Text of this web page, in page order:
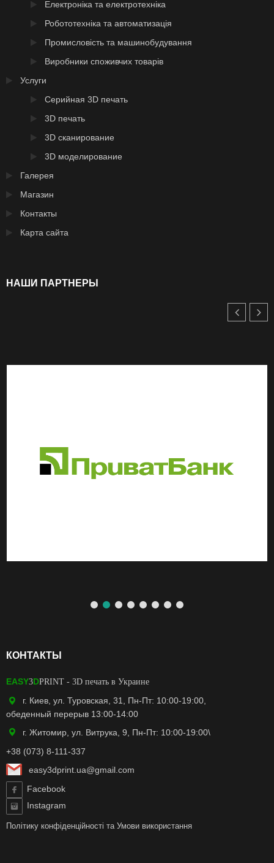
Електроніка та електротехніка
Робототехніка та автоматизація
Промисловість та машинобудування
Виробники споживчих товарів
Услуги
Серийная 3D печать
3D печать
3D сканирование
3D моделирование
Галерея
Магазин
Контакты
Карта сайта
НАШИ ПАРТНЕРЫ
КОНТАКТЫ
EASY3DPRINT - 3D печать в Украине
г. Киев, ул. Туровская, 31, Пн-Пт: 10:00-19:00,
обеденный перерыв 13:00-14:00
г. Житомир, ул. Витрука, 9, Пн-Пт: 10:00-19:00\
+38 (073) 8-111-337
easy3dprint.ua@gmail.com
Facebook
Instagram
Політику конфіденційності та Умови використання